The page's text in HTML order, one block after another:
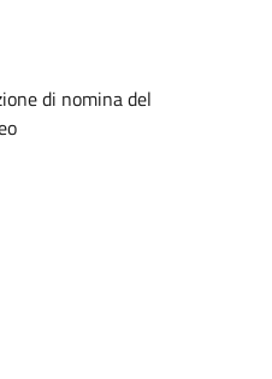
di nomina del